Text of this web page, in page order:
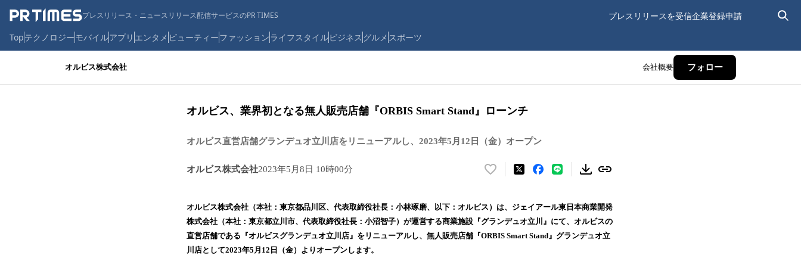
プレスリリース・ニュースリリース配信サービスのPR TIMES プレスリリースを受信企業登録申請
Topテクノロジーモバイルアプリ エンタメ ビューティーファッションライフスタイルビジネス グルメ スポーツ
オルビス株式会社 会社概要 フォロー
オルビス、業界初となる無人販売店舗『ORBIS Smart Stand』ローンチ
オルビス直営店舗グランデュオ立川店をリニューアルし、2023年5月12日（金）オープン
オルビス株式会社2023年5月8日 10時00分
い
！
数
を
オルビス株式会社（本社：東京都品川区、代表取締役社長：小林琢磨、以下：オルビス）は、ジェイアール東日本商業開発
株式会社（本社：東京都立川市、代表取締役社長：小沼智子）が運営する商業施設『グランデュオ立川』にて、オルビスの
直営店舗である『オルビスグランデュオ立川店』をリニューアルし、無人販売店舗『ORBIS Smart Stand』グランデュオ立
川店として2023年5月12日（金）よりオープンします。